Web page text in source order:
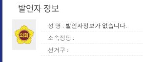
발언자 정보
성 명 : 발언자정보가 없습니다.
소속정당 :
선거구 :